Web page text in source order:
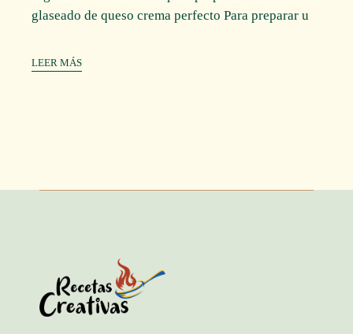
glaseado de queso crema perfecto Para preparar u
LEER MÁS